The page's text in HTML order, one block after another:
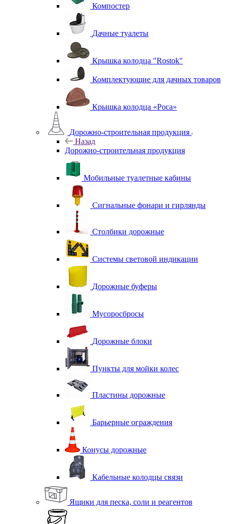
Компостер
Дачные туалеты
Крышка колодца "Rostok"
Комплектующие для дачных товаров
Крышка колодца «Роса»
Дорожно-строительная продукция
Назад
Дорожно-строительная продукция
Мобильные туалетные кабины
Сигнальные фонари и гирлянды
Столбики дорожные
Системы световой индикации
Дорожные буферы
Мусоросбросы
Дорожные блоки
Пункты для мойки колес
Пластины дорожные
Барьерные ограждения
Конусы дорожные
Кабельные колодцы связи
Ящики для песка, соли и реагентов